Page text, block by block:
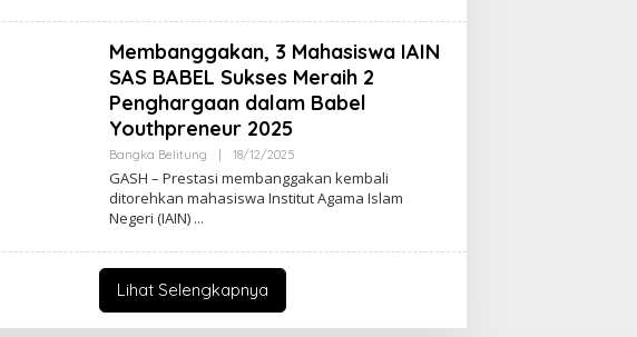
Membanggakan, 3 Mahasiswa IAIN
SAS BABEL Sukses Meraih 2
Penghargaan dalam Babel
Youthpreneur 2025
Bangka Belitung 18/12/2025Oleh
GASH – Prestasi membanggakan kembali
ditorehkan mahasiswa Institut Agama Islam
Negeri (IAIN)
Lihat Selengkapnya